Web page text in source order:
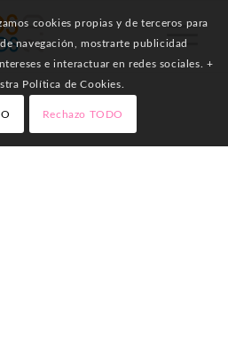
cookies propias y de terceros para
navegación, mostrarte publicidad
e interactuar en redes sociales. +
Política de Cookies.
Rechazo TODO